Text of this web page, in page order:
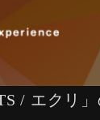
/ エクリ